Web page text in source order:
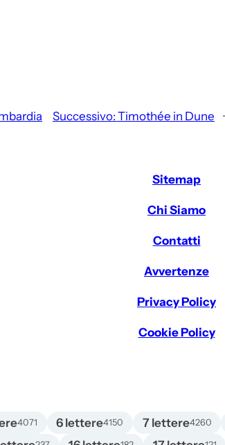
Successivo: Timothée in Dune
Sitemap
Chi Siamo
Contatti
Avvertenze
Privacy Policy
Cookie Policy
4071 6 lettere4150 7 lettere4260